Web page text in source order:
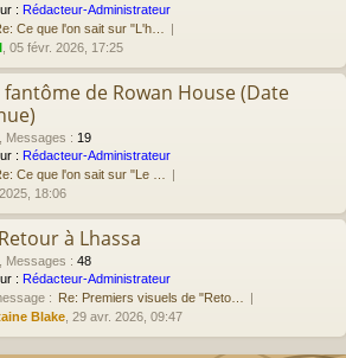
: Rédacteur-Administrateur
Ce que l'on sait sur "L'h…
, 05 févr. 2026, 17:25
fantôme de Rowan House (Date
Messages : 19
: Rédacteur-Administrateur
Ce que l'on sait sur "Le …
18:06
à Lhassa
Messages : 48
: Rédacteur-Administrateur
: Re: Premiers visuels de "Reto…
Blake , 29 avr. 2026, 09:47